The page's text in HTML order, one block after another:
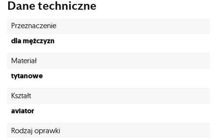
Dane techniczne
Przeznaczenie
dla mężczyzn
Materiał
tytanowe
Kształt
aviator
Rodzaj oprawki